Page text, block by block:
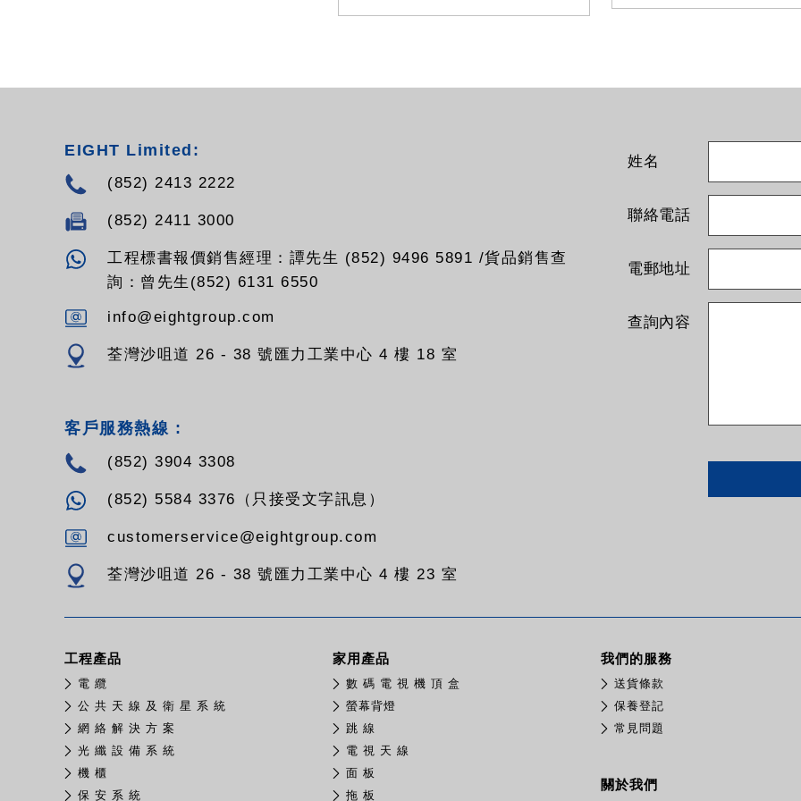
EIGHT Limited:
(852) 2413 2222
(852) 2411 3000
工程標書報價銷售經理：譚先生 (852) 9496 5891 /貨品銷售查
詢：曾先生(852) 6131 6550
info@eightgroup.com
荃灣沙咀道 26 - 38 號匯力工業中心 4 樓 18 室
客戶服務熱線 :
(852) 3904 3308
(852) 5584 3376（只接受文字訊息）
customerservice@eightgroup.com
荃灣沙咀道 26 - 38 號匯力工業中心 4 樓 23 室
姓名
聯絡電話
電郵地址
查詢內容
工程產品
電 纜
公 共 天 線 及 衛 星 系 統
網 絡 解 決 方 案
光 纖 設 備 系 統
機 櫃
保 安 系 統
家用產品
數 碼 電 視 機 頂 盒
螢幕背燈
跳 線
電 視 天 線
面 板
拖 板
我們的服務
送貨條款
保養登記
常見問題
關於我們